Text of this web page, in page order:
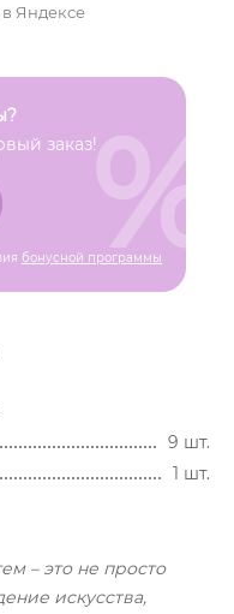
в Яндексе
заказ!
бонусной программы
%
9 шт.
1 шт.
– это не просто
искусства,